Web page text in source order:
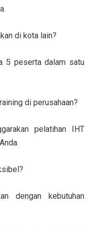
di kota lain?
5 peserta dalam satu
di perusahaan?
pelatihan IHT
dengan kebutuhan